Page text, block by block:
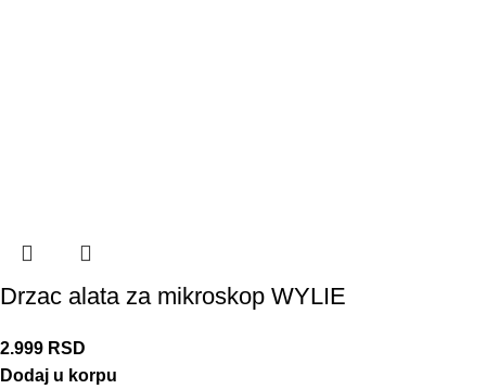
Drzac alata za mikroskop WYLIE
2.999 RSD
Dodaj u korpu